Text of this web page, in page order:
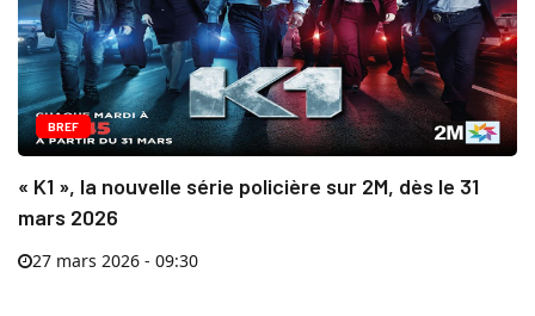
BREF
« K1 », la nouvelle série policière sur 2M, dès le 31
mars 2026
27 mars 2026 - 09:30